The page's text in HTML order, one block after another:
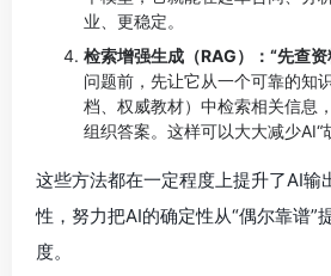
业、更稳定。
检索增强生成（RAG）：“先查资
问题前，先让它从一个可靠的知
档、权威教材）中检索相关信息
组织答案。这样可以大大减少AI“
这些方法都在一定程度上提升了AI输
性，努力把AI的确定性从“偶尔靠谱”
度。